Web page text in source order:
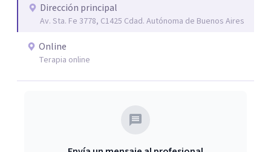
Lic. Ricardo L.M. Boucherie, quien posee una orientación
Sistémica, Cognitivo Conductual y Psicoanálisis
Dirección principal
Av. Sta. Fe 3778, C1425 Cdad. Autónoma de Buenos Aires
Online
Terapia online